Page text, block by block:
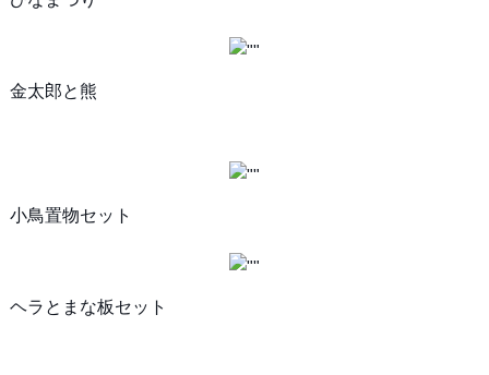
金太郎と熊
小鳥置物セット
ヘラとまな板セット